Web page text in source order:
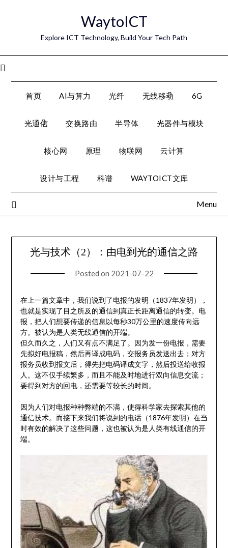
WaytoICT
Explore ICT Technology, Build Your Tech Path
首页 AI与算力 光纤 无线移动 6G
光通信 交换路由 半导体 光器件与模块
核心网 原理 物联网 云计算
设计与工程 科谱 WAYTOICT文库
Menu
光与技术（2）：由电到光的通信之路
Posted on 2021-07-22
在上一篇文章中，我们说到了电报的发明（1837年发明），
也就是实现了目之所及的通信到真正长距离通信的转变。电
报，把人们想要传递的信息以每秒30万公里的速度传向远
方。被认为是人类无线通信的开端。
但久而久之，人们又有点不满足了。因为发一份电报，需要
先拟好电报稿，然后再译成电码，交报务员发送出去；对方
报务员收到报文后，得先把电码译成文字，然后投送给收报
人。这不仅手续繁多，而且不能及时地进行双向信息交流；
要得到对方的回电，还需要等较长的时间。
因为人们对电报种种弊端的不满，使得科学家去探索其他的
通信技术。而接下来我们将说到的电话（1876年发明）在当
时有效的解决了这些问题，这也被认为是人类有线通信的开
端。